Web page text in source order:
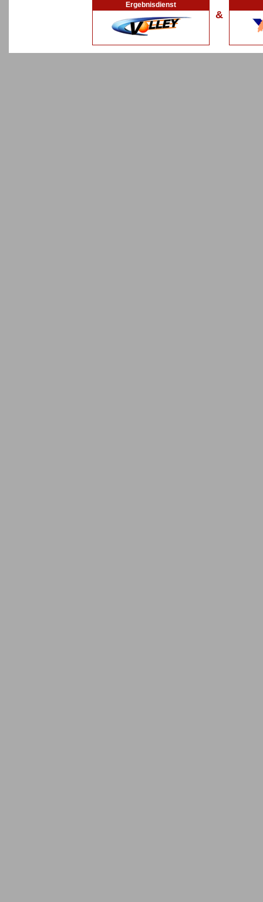
Ergebnisdienst
&